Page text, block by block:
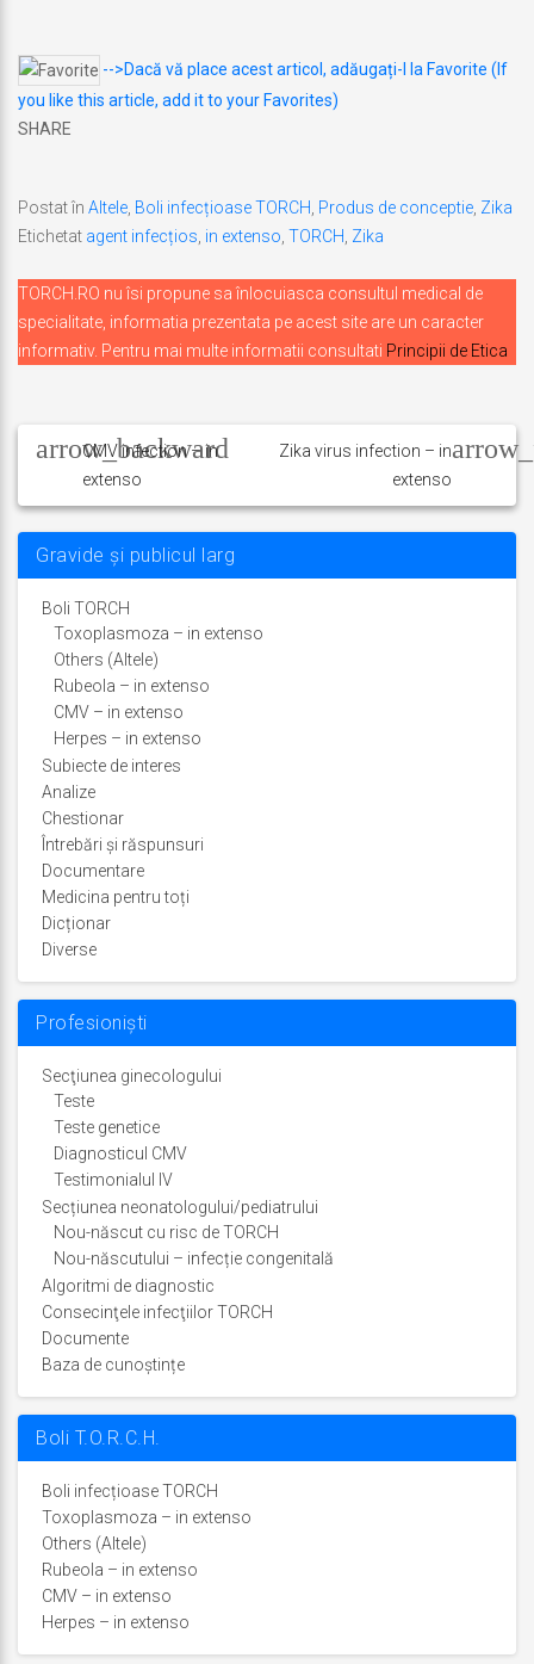
-->Dacă vă place acest articol, adăugați-l la Favorite (If
you like this article, add it to your Favorites)
SHARE
Postat în Altele, Boli infecțioase TORCH, Produs de conceptie, Zika
Etichetat agent infecțios, in extenso, TORCH, Zika
TORCH.RO nu îsi propune sa înlocuiasca consultul medical de
specialitate, informatia prezentata pe acest site are un caracter
informativ. Pentru mai multe informatii consultati Principii de Etica
în
articole
CMV infection – in
extenso
Zika virus infection – in
extenso
Gravide și publicul larg
Boli TORCH
Toxoplasmoza – in extenso
Others (Altele)
Rubeola – in extenso
CMV – in extenso
Herpes – in extenso
Subiecte de interes
Analize
Chestionar
Întrebări şi răspunsuri
Documentare
Medicina pentru toți
Dicționar
Diverse
Profesioniști
Secţiunea ginecologului
Teste
Teste genetice
Diagnosticul CMV
Testimonialul IV
Secțiunea neonatologului/pediatrului
Nou-născut cu risc de TORCH
Nou-născutului – infecție congenitală
Algoritmi de diagnostic
Consecinţele infecţiilor TORCH
Documente
Baza de cunoștințe
Boli T.O.R.C.H.
Boli infecțioase TORCH
Toxoplasmoza – in extenso
Others (Altele)
Rubeola – in extenso
CMV – in extenso
Herpes – in extenso